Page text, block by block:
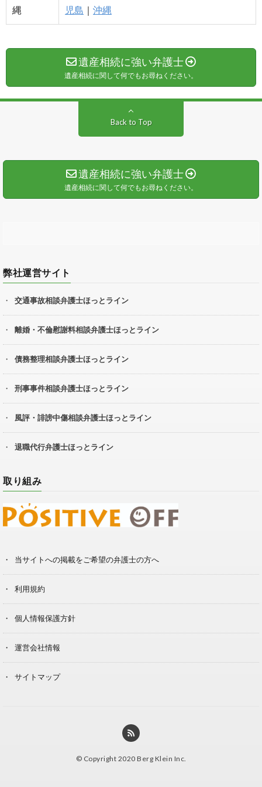
縄
児島 ｜ 沖縄
遺産相続に強い弁護士
遺産相続に関して何でもお尋ねください。
Back to Top
遺産相続に強い弁護士
遺産相続に関して何でもお尋ねください。
弊社運営サイト
交通事故相談弁護士ほっとライン
離婚・不倫慰謝料相談弁護士ほっとライン
債務整理相談弁護士ほっとライン
刑事事件相談弁護士ほっとライン
風評・誹謗中傷相談弁護士ほっとライン
退職代行弁護士ほっとライン
取り組み
当サイトへの掲載をご希望の弁護士の方へ
利用規約
個人情報保護方針
運営会社情報
サイトマップ
© Copyright 2020 Berg Klein Inc.